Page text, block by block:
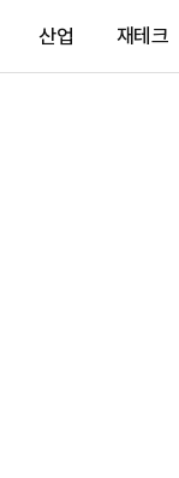
산업 재테크